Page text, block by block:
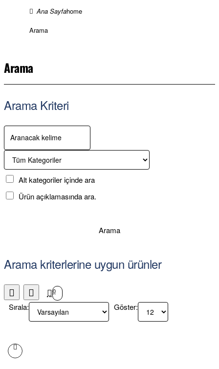
home
Arama
Arama
Arama Kriteri
Alt kategoriler içinde ara
Ürün açıklamasında ara.
Arama
Arama kriterlerine uygun ürünler
0
Sırala: Göster: